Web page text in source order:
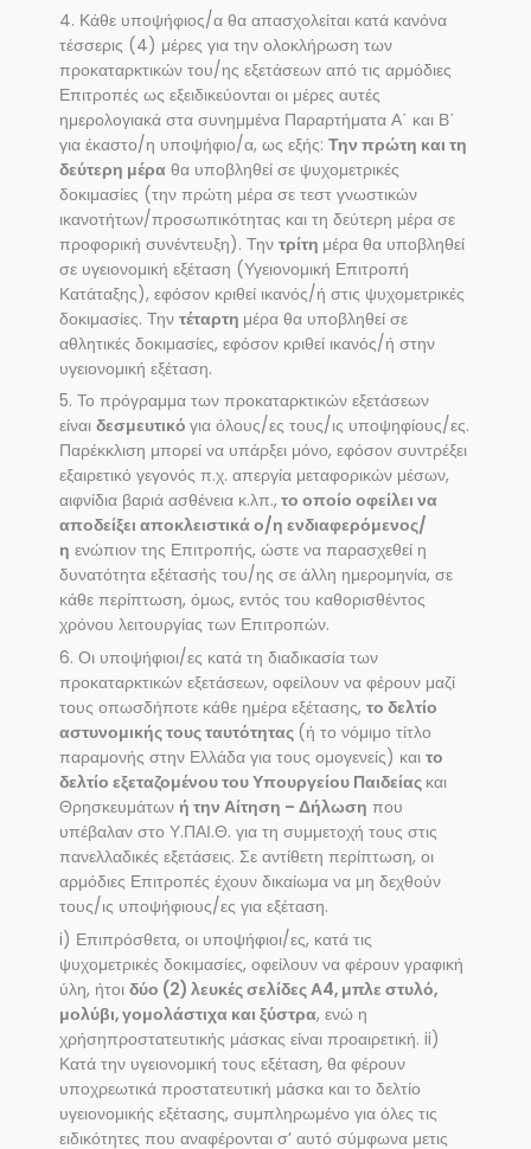
4. Κάθε υποψήφιος/α θα απασχολείται κατά κανόνα
τέσσερις (4) μέρες για την ολοκλήρωση των
προκαταρκτικών του/ης εξετάσεων από τις αρμόδιες
Επιτροπές ως εξειδικεύονται οι μέρες αυτές
ημερολογιακά στα συνημμένα Παραρτήματα Α΄ και Β΄
για έκαστο/η υποψήφιο/α, ως εξής: Την πρώτη και τη
δεύτερη μέρα θα υποβληθεί σε ψυχομετρικές
δοκιμασίες (την πρώτη μέρα σε τεστ γνωστικών
ικανοτήτων/προσωπικότητας και τη δεύτερη μέρα σε
προφορική συνέντευξη). Την τρίτη μέρα θα υποβληθεί
σε υγειονομική εξέταση (Υγειονομική Επιτροπή
Κατάταξης), εφόσον κριθεί ικανός/ή στις ψυχομετρικές
δοκιμασίες. Την τέταρτη μέρα θα υποβληθεί σε
αθλητικές δοκιμασίες, εφόσον κριθεί ικανός/ή στην
υγειονομική εξέταση.
5. Το πρόγραμμα των προκαταρκτικών εξετάσεων
είναι δεσμευτικό για όλους/ες τους/ις υποψηφίους/ες.
Παρέκκλιση μπορεί να υπάρξει μόνο, εφόσον συντρέξει
εξαιρετικό γεγονός π.χ. απεργία μεταφορικών μέσων,
αιφνίδια βαριά ασθένεια κ.λπ., το οποίο οφείλει να
αποδείξει αποκλειστικά ο/η ενδιαφερόμενος/
η ενώπιον της Επιτροπής, ώστε να παρασχεθεί η
δυνατότητα εξέτασής του/ης σε άλλη ημερομηνία, σε
κάθε περίπτωση, όμως, εντός του καθορισθέντος
χρόνου λειτουργίας των Επιτροπών.
6. Οι υποψήφιοι/ες κατά τη διαδικασία των
προκαταρκτικών εξετάσεων, οφείλουν να φέρουν μαζί
τους οπωσδήποτε κάθε ημέρα εξέτασης, το δελτίο
αστυνομικής τους ταυτότητας (ή το νόμιμο τίτλο
παραμονής στην Ελλάδα για τους ομογενείς) και το
δελτίο εξεταζομένου του Υπουργείου Παιδείας και
Θρησκευμάτων ή την Αίτηση – Δήλωση που
υπέβαλαν στο Υ.ΠΑΙ.Θ. για τη συμμετοχή τους στις
πανελλαδικές εξετάσεις. Σε αντίθετη περίπτωση, οι
αρμόδιες Επιτροπές έχουν δικαίωμα να μη δεχθούν
τους/ις υποψήφιους/ες για εξέταση.
i) Επιπρόσθετα, οι υποψήφιοι/ες, κατά τις
ψυχομετρικές δοκιμασίες, οφείλουν να φέρουν γραφική
ύλη, ήτοι δύο (2) λευκές σελίδες Α4, μπλε στυλό,
μολύβι, γομολάστιχα και ξύστρα, ενώ η
χρήσηπροστατευτικής μάσκας είναι προαιρετική. ii)
Κατά την υγειονομική τους εξέταση, θα φέρουν
υποχρεωτικά προστατευτική μάσκα και το δελτίο
υγειονομικής εξέτασης, συμπληρωμένο για όλες τις
ειδικότητες που αναφέρονται σ’ αυτό σύμφωνα μετις